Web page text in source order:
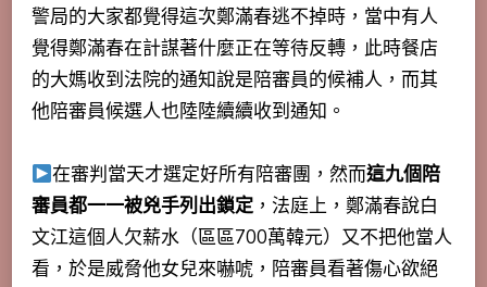
警局的大家都覺得這次鄭滿春逃不掉時，當中有人
覺得鄭滿春在計謀著什麼正在等待反轉，此時餐店
的大媽收到法院的通知說是陪審員的候補人，而其
他陪審員候選人也陸陸續續收到通知。
在審判當天才選定好所有陪審團，然而這九個陪
審員都一一被兇手列出鎖定 ，法庭上，鄭滿春說白
文江這個人欠薪水（區區700萬韓元）又不把他當人
看，於是威脅他女兒來嚇唬，陪審員看著傷心欲絕